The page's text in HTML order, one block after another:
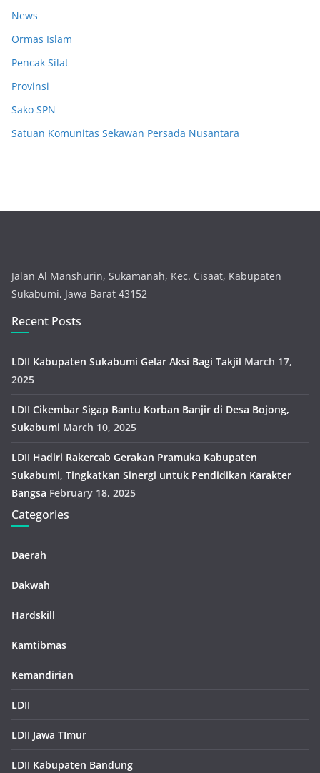
News
Ormas Islam
Pencak Silat
Provinsi
Sako SPN
Satuan Komunitas Sekawan Persada Nusantara
Jalan Al Manshurin, Sukamanah, Kec. Cisaat, Kabupaten
Sukabumi, Jawa Barat 43152
Recent Posts
LDII Kabupaten Sukabumi Gelar Aksi Bagi Takjil March 17,
2025
LDII Cikembar Sigap Bantu Korban Banjir di Desa Bojong,
Sukabumi March 10, 2025
LDII Hadiri Rakercab Gerakan Pramuka Kabupaten
Sukabumi, Tingkatkan Sinergi untuk Pendidikan Karakter
Bangsa February 18, 2025
Categories
Daerah
Dakwah
Hardskill
Kamtibmas
Kemandirian
LDII
LDII Jawa TImur
LDII Kabupaten Bandung